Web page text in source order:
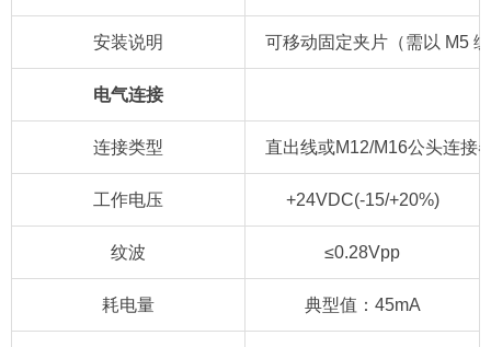
安装说明 可移动固定夹片（需以 M5
电气连接
连接类型 直出线或M12/M16公头连接
工作电压 +24VDC(-15/+20%)
纹波 ≤0.28Vpp
耗电量 典型值：45mA